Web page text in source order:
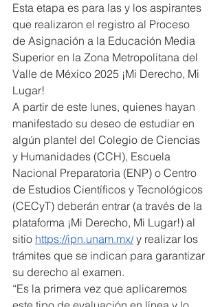
Esta etapa es para las y los aspirantes
que realizaron el registro al Proceso
de Asignación a la Educación Media
Superior en la Zona Metropolitana del
Valle de México 2025 ¡Mi Derecho, Mi
Lugar!
A partir de este lunes, quienes hayan
manifestado su deseo de estudiar en
algún plantel del Colegio de Ciencias
y Humanidades (CCH), Escuela
Nacional Preparatoria (ENP) o Centro
de Estudios Científicos y Tecnológicos
(CECyT) deberán entrar (a través de la
plataforma ¡Mi Derecho, Mi Lugar!) al
sitio https://ipn.unam.mx/ y realizar los
trámites que se indican para garantizar
su derecho al examen.
“Es la primera vez que aplicaremos